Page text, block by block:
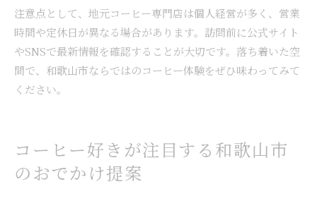
注意点として、地元コーヒー専門店は個人経営が多く、営業
時間や定休日が異なる場合があります。訪問前に公式サイト
やSNSで最新情報を確認することが大切です。落ち着いた空
間で、和歌山市ならではのコーヒー体験をぜひ味わってみて
ください。
コーヒー好きが注目する和歌山市
のおでかけ提案